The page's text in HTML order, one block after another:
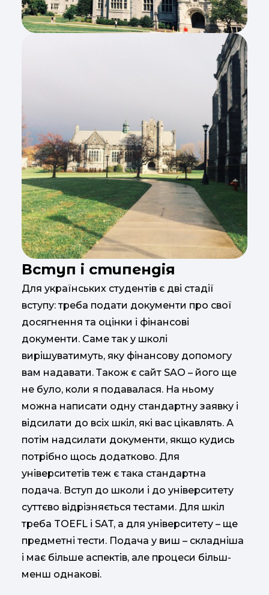
Вступ і стипендія
Для українських студентів є дві стадії
вступу: треба подати документи про свої
досягнення та оцінки і фінансові
документи. Саме так у школі
вирішуватимуть, яку фінансову допомогу
вам надавати. Також є сайт SAO – його ще
не було, коли я подавалася. На ньому
можна написати одну стандартну заявку і
відсилати до всіх шкіл, які вас цікавлять. А
потім надсилати документи, якщо кудись
потрібно щось додатково. Для
університетів теж є така стандартна
подача. Вступ до школи і до університету
суттєво відрізняється тестами. Для шкіл
треба TOEFL і SAT, а для університету – ще
предметні тести. Подача у виш – складніша
і має більше аспектів, але процеси більш-
менш однакові.